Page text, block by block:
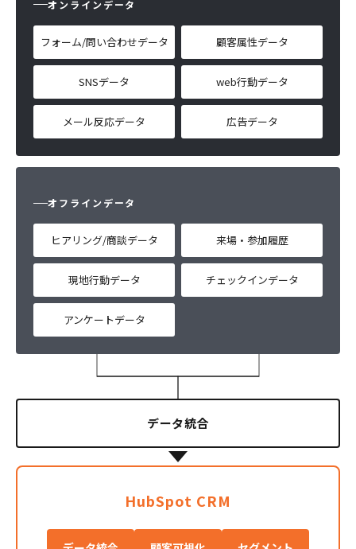
オンラインデータ
フォーム/問い合わせデータ 顧客属性データ
SNSデータ web行動データ
メール反応データ 広告データ
オフラインデータ
ヒアリング/商談データ 来場・参加履歴
現地行動データ チェックインデータ
アンケートデータ
データ統合
HubSpot CRM